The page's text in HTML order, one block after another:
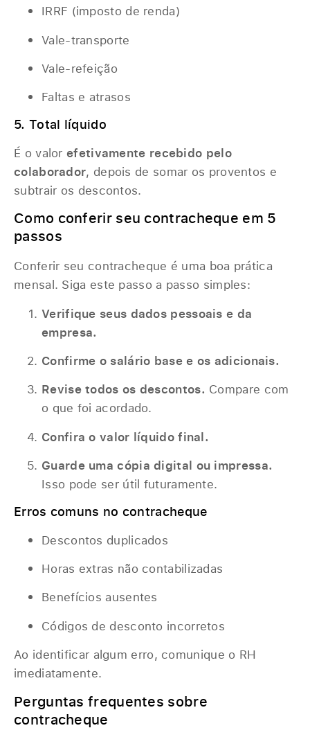
IRRF (imposto de renda)
Vale-transporte
Vale-refeição
Faltas e atrasos
5. Total líquido
É o valor efetivamente recebido pelo
colaborador, depois de somar os proventos e
subtrair os descontos.
Como conferir seu contracheque em 5
passos
Conferir seu contracheque é uma boa prática
mensal. Siga este passo a passo simples:
Verifique seus dados pessoais e da
empresa.
Confirme o salário base e os adicionais.
Revise todos os descontos. Compare com
o que foi acordado.
Confira o valor líquido final.
Guarde uma cópia digital ou impressa.
Isso pode ser útil futuramente.
Erros comuns no contracheque
Descontos duplicados
Horas extras não contabilizadas
Benefícios ausentes
Códigos de desconto incorretos
Ao identificar algum erro, comunique o RH
imediatamente.
Perguntas frequentes sobre
contracheque